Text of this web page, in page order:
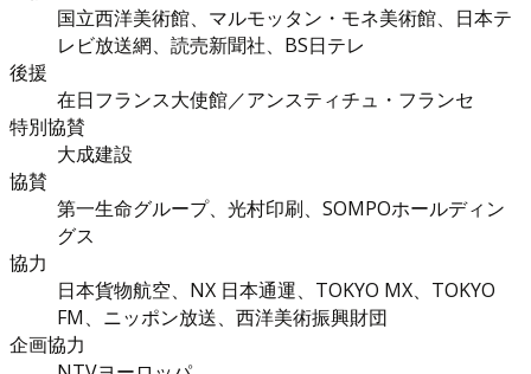
国立西洋美術館、マルモッタン・モネ美術館、日本テ
レビ放送網、読売新聞社、BS日テレ
後援
在日フランス大使館／アンスティチュ・フランセ
特別協賛
大成建設
協賛
第一生命グループ、光村印刷、SOMPOホールディン
グス
協力
日本貨物航空、NX 日本通運、TOKYO MX、TOKYO
FM、ニッポン放送、西洋美術振興財団
企画協力